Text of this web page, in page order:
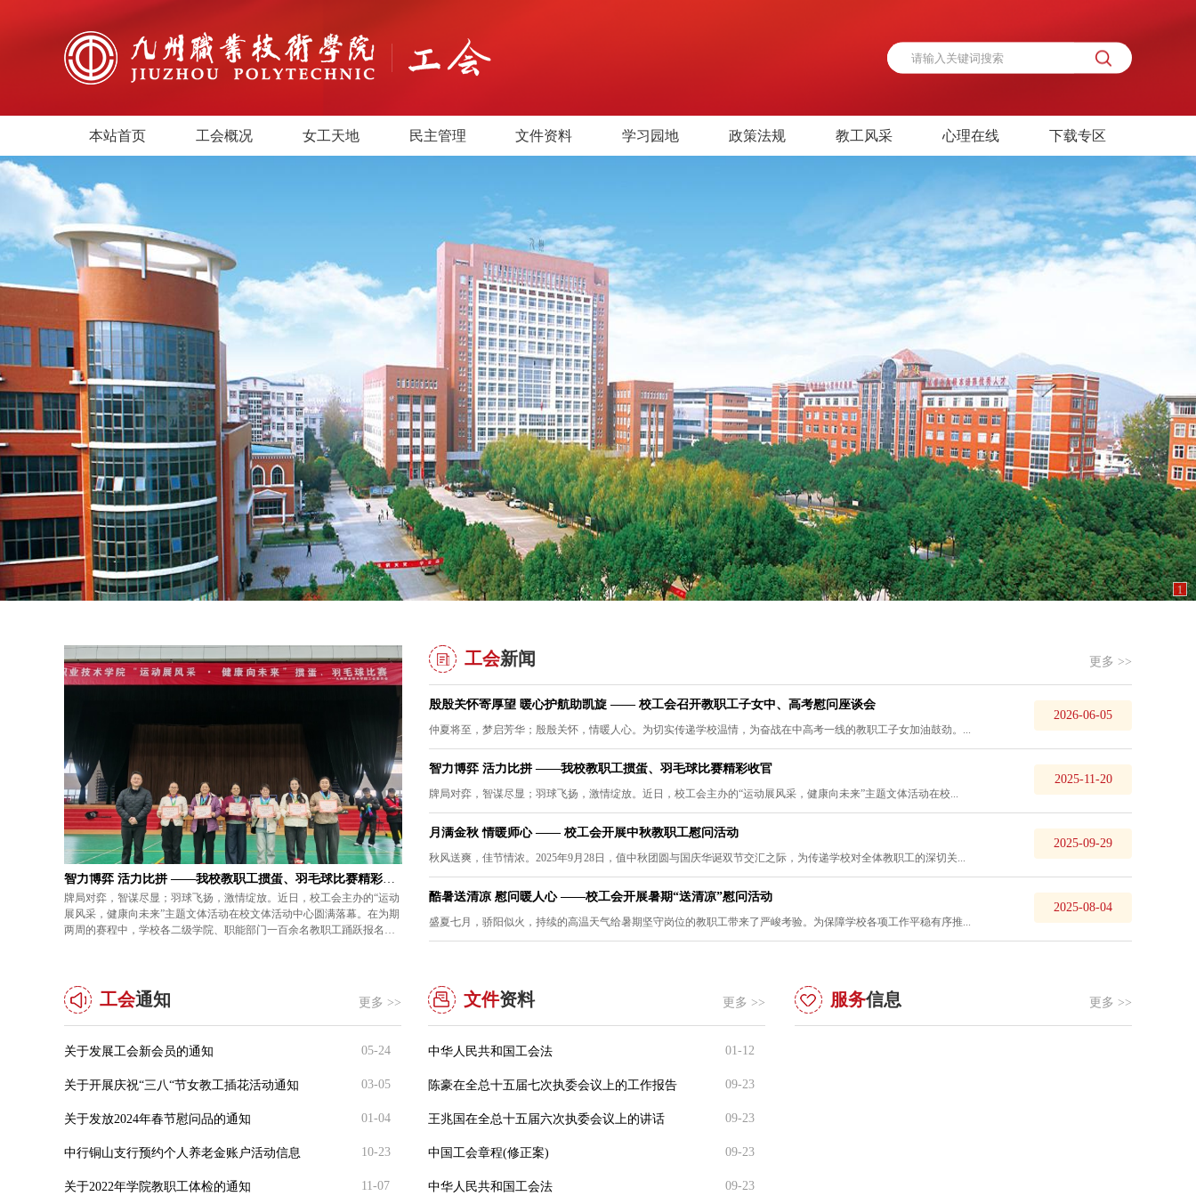
本站首页 工会概况 女工天地 民主管理 文件资料 学习园地 政策法规 教工风采 心理在线 下载专区
1
智力博弈 活力比拼 ——我校教职工掼蛋、羽毛球比赛精彩收官
牌局对弈，智谋尽显；羽球飞扬，激情绽放。近日，校工会主办的“运动
展风采，健康向未来”主题文体活动在校文体活动中心圆满落幕。在为期
两周的赛程中，学校各二级学院、职能部门一百余名教职工踊跃报名参
展现着教职工们冷静研判的...
月满金秋 情暖师心 —— 校工会开展中秋教职工慰问活动
秋风送爽，佳节情浓。2025年9月28日，值中秋团圆与国庆华诞双节交汇
之际，为传递学校对全体教职工的深切关怀，校工会开展2025年中秋教
职工慰问活动，为全校教职工送上精心准备的节日礼包，并致以诚挚问
容，纷纷对学校的关怀和工会的...
殷殷关怀寄厚望 暖心护航助凯旋 —— 校工会召开教职工子女中、高考慰问座谈会
仲夏将至，梦启芳华；殷殷关怀，情暖人心。为切实传递学校温情，为
奋战在中高考一线的教职工子女加油鼓劲。6 月 1 日下午，校工会在 913
会议室召开 2026 年教职工子女中、高考慰问座谈会。校党委副书记、校
上，朱开永代表学校...
工会新闻 更多 >>
殷殷关怀寄厚望 暖心护航助凯旋 —— 校工会召开教职工子女中、高考慰问座谈会
仲夏将至，梦启芳华；殷殷关怀，情暖人心。为切实传递学校温情，为奋战在中高考一线的教职工子女加油鼓劲。...
2026-06-05
智力博弈 活力比拼 ——我校教职工掼蛋、羽毛球比赛精彩收官
牌局对弈，智谋尽显；羽球飞扬，激情绽放。近日，校工会主办的“运动展风采，健康向未来”主题文体活动在校...
2025-11-20
月满金秋 情暖师心 —— 校工会开展中秋教职工慰问活动
秋风送爽，佳节情浓。2025年9月28日，值中秋团圆与国庆华诞双节交汇之际，为传递学校对全体教职工的深切关...
2025-09-29
酷暑送清凉 慰问暖人心 ——校工会开展暑期“送清凉”慰问活动
盛夏七月，骄阳似火，持续的高温天气给暑期坚守岗位的教职工带来了严峻考验。为保障学校各项工作平稳有序推...
2025-08-04
工会通知 更多 >>
关于发展工会新会员的通知 05-24
关于开展庆祝“三八“节女教工插花活动通知 03-05
关于发放2024年春节慰问品的通知 01-04
中行铜山支行预约个人养老金账户活动信息 10-23
关于2022年学院教职工体检的通知 11-07
文件资料 更多 >>
中华人民共和国工会法 01-12
陈豪在全总十五届七次执委会议上的工作报告 09-23
王兆国在全总十五届六次执委会议上的讲话 09-23
中国工会章程(修正案) 09-23
中华人民共和国工会法 09-23
服务信息 更多 >>